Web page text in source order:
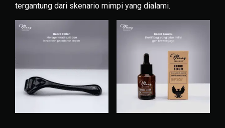
tergantung dari skenario mimpi yang dialami.